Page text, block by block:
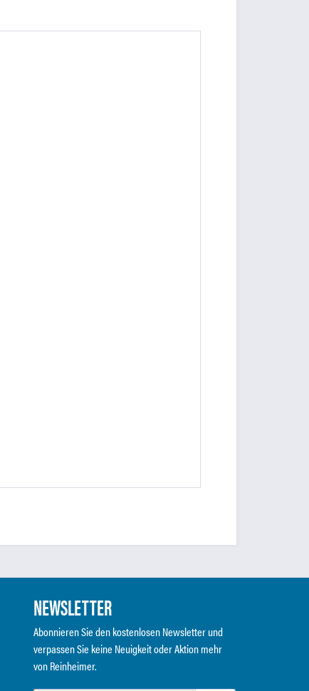
NEWSLETTER
Abonnieren Sie den kostenlosen Newsletter und
verpassen Sie keine Neuigkeit oder Aktion mehr
von Reinheimer.